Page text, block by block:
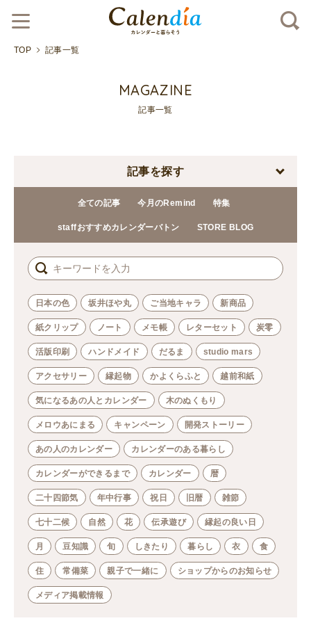
TOP 記事一覧
MAGAZINE
記事一覧
記事を探す
全ての記事 今月のRemind 特集
staffおすすめカレンダーバトン STORE BLOG
日本の色 坂井ほや丸 ご当地キャラ 新商品
紙クリップ ノート メモ帳 レターセット 炭零
活版印刷 ハンドメイド だるま studio mars
アクセサリー 縁起物 かよくらふと 越前和紙
気になるあの人とカレンダー 木のぬくもり
メロウあにまる キャンペーン 開発ストーリー
あの人のカレンダー カレンダーのある暮らし
カレンダーができるまで カレンダー 暦
二十四節気 年中行事 祝日 旧暦 雑節
七十二候 自然 花 伝承遊び 縁起の良い日
月 豆知識 旬 しきたり 暮らし 衣 食
住 常備菜 親子で一緒に ショップからのお知らせ
メディア掲載情報